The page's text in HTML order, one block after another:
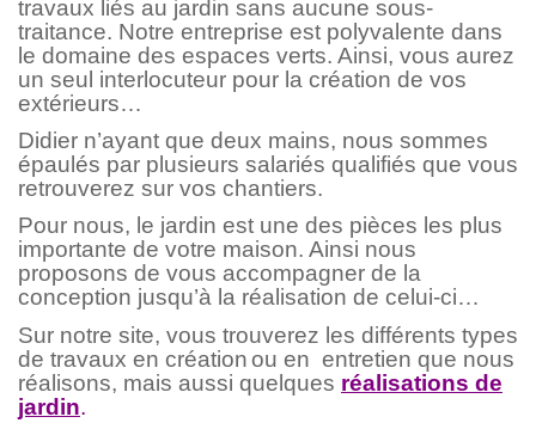
travaux liés au jardin sans aucune sous-
traitance. Notre entreprise est polyvalente dans
le domaine des espaces verts. Ainsi, vous aurez
un seul interlocuteur pour la création de vos
extérieurs…
Didier n’ayant que deux mains, nous sommes
épaulés par plusieurs salariés qualifiés que vous
retrouverez sur vos chantiers.
Pour nous, le jardin est une des pièces les plus
importante de votre maison. Ainsi nous
proposons de vous accompagner de la
conception jusqu’à la réalisation de celui-ci…
Sur notre site, vous trouverez les différents types
de travaux en créationou en entretien que nous
réalisons, mais aussi quelques réalisations de
jardin.